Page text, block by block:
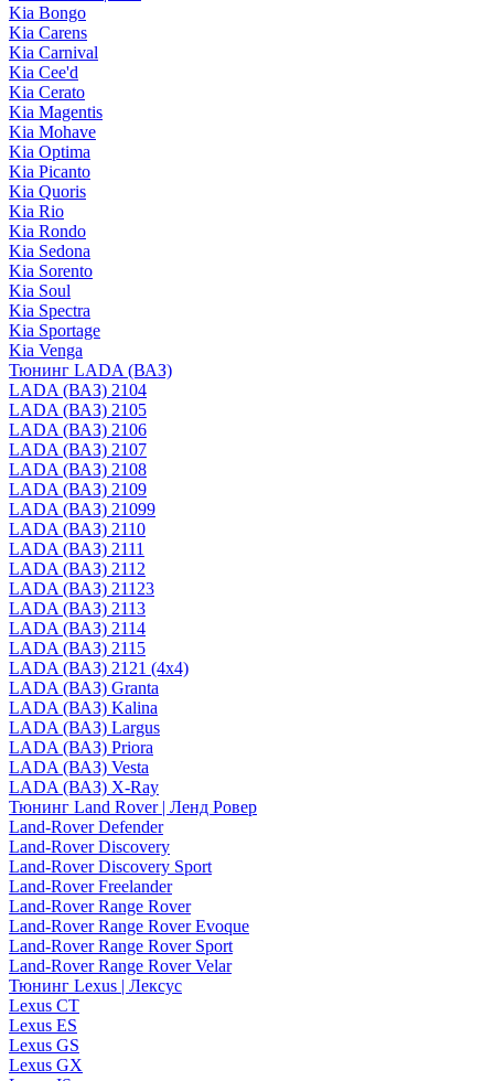
Kia Bongo
Kia Carens
Kia Carnival
Kia Cee'd
Kia Cerato
Kia Magentis
Kia Mohave
Kia Optima
Kia Picanto
Kia Quoris
Kia Rio
Kia Rondo
Kia Sedona
Kia Sorento
Kia Soul
Kia Spectra
Kia Sportage
Kia Venga
Тюнинг LADA (ВАЗ)
LADA (ВАЗ) 2104
LADA (ВАЗ) 2105
LADA (ВАЗ) 2106
LADA (ВАЗ) 2107
LADA (ВАЗ) 2108
LADA (ВАЗ) 2109
LADA (ВАЗ) 21099
LADA (ВАЗ) 2110
LADA (ВАЗ) 2111
LADA (ВАЗ) 2112
LADA (ВАЗ) 21123
LADA (ВАЗ) 2113
LADA (ВАЗ) 2114
LADA (ВАЗ) 2115
LADA (ВАЗ) 2121 (4x4)
LADA (ВАЗ) Granta
LADA (ВАЗ) Kalina
LADA (ВАЗ) Largus
LADA (ВАЗ) Priora
LADA (ВАЗ) Vesta
LADA (ВАЗ) X-Ray
Тюнинг Land Rover | Ленд Ровер
Land-Rover Defender
Land-Rover Discovery
Land-Rover Discovery Sport
Land-Rover Freelander
Land-Rover Range Rover
Land-Rover Range Rover Evoque
Land-Rover Range Rover Sport
Land-Rover Range Rover Velar
Тюнинг Lexus | Лексус
Lexus CT
Lexus ES
Lexus GS
Lexus GX